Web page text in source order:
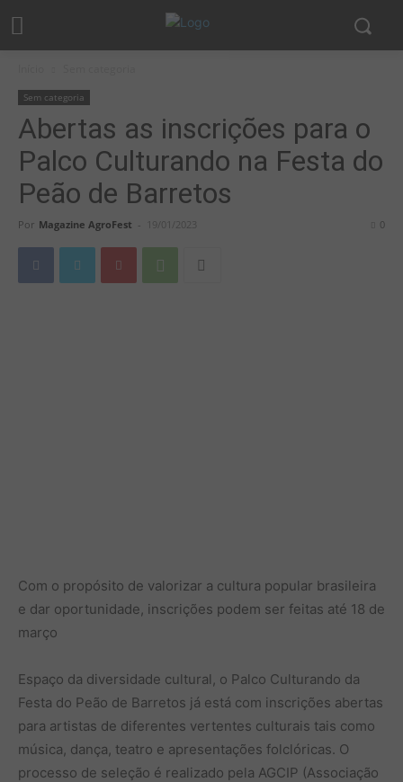
Sem categoria
Abertas as inscrições para o
Palco Culturando na Festa do
Peão de Barretos
Por Magazine AgroFest - 19/01/2023 0
Com o propósito de valorizar a cultura popular brasileira
e dar oportunidade, inscrições podem ser feitas até 18 de
março
Espaço da diversidade cultural, o Palco Culturando da
Festa do Peão de Barretos já está com inscrições abertas
para artistas de diferentes vertentes culturais tais como
música, dança, teatro e apresentações folclóricas. O
processo de seleção é realizado pela AGCIP (Associação